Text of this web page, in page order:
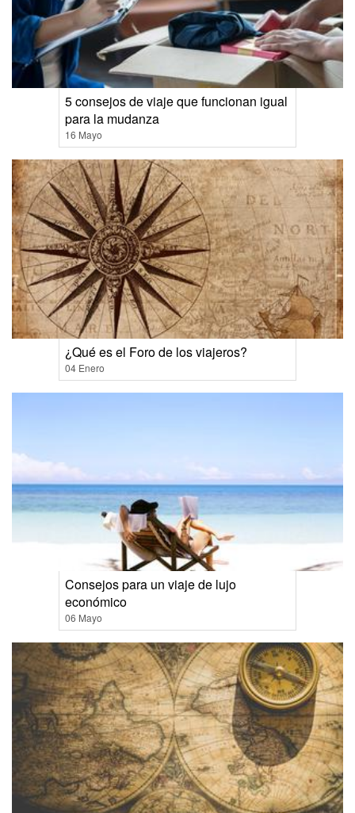
5 consejos de viaje que funcionan igual
para la mudanza
16 Mayo
¿Qué es el Foro de los viajeros?
04 Enero
Consejos para un viaje de lujo
económico
06 Mayo